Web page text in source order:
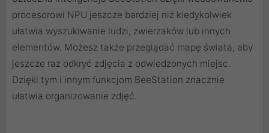
procesorowi NPU jeszcze bardziej niż kiedykolwiek
ułatwia wyszukiwanie ludzi, zwierzaków lub innych
elementów. Możesz także przeglądać mapę świata, aby
jeszcze raz odkryć zdjęcia z odwiedzonych miejsc.
Dzięki tym i innym funkcjom BeeStation znacznie
ułatwia organizowanie zdjęć.